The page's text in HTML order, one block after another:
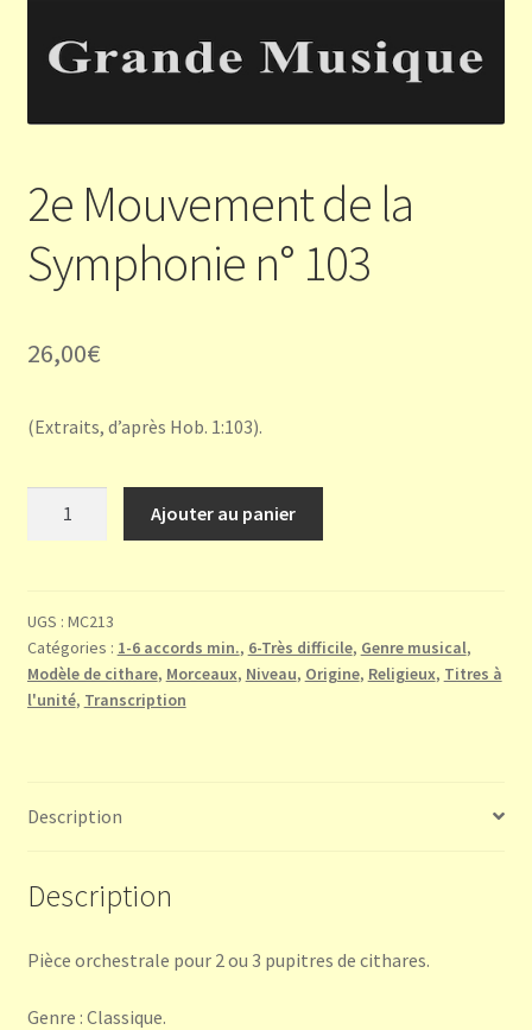
2e Mouvement de la
Symphonie n° 103
26,00€
(Extraits, d’après Hob. 1:103).
de
la
Symphonie
n°
Ajouter au panier
UGS : MC213
Catégories : 1-6 accords min., 6-Très difficile, Genre musical,
Modèle de cithare, Morceaux, Niveau, Origine, Religieux, Titres à
l'unité, Transcription
Description
Description
Pièce orchestrale pour 2 ou 3 pupitres de cithares.
Genre : Classique.